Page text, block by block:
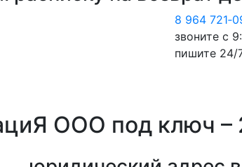
8 964
звоните с
пишите 24/
ООО под ключ –